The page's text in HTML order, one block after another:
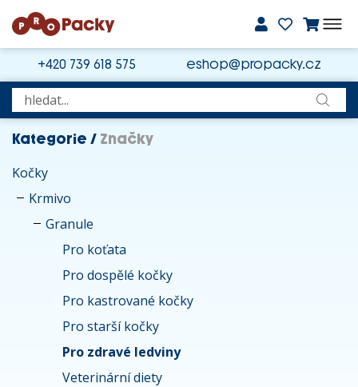
+420 739 618 575 eshop@propacky.cz
Kategorie / Značky
Kočky
Krmivo
Granule
Pro koťata
Pro dospělé kočky
Pro kastrované kočky
Pro starší kočky
Pro zdravé ledviny
Veterinární diety